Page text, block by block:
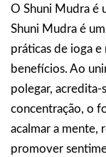
O Shuni Mudra é
Shuni Mudra é
práticas de ioga
benefícios. Ao
polegar, acredita-
concentração, o
acalmar a mente,
promover